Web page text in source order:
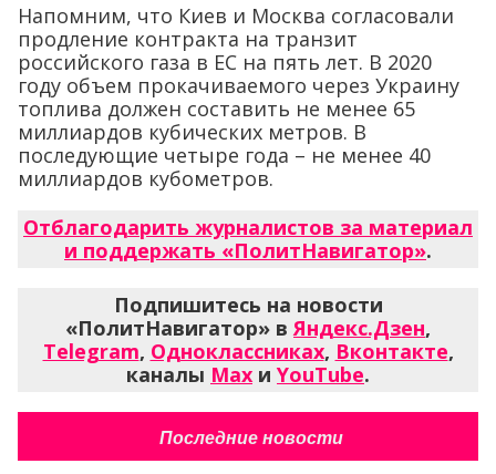
Напомним, что Киев и Москва согласовали
продление контракта на транзит
российского газа в ЕС на пять лет. В 2020
году объем прокачиваемого через Украину
топлива должен составить не менее 65
миллиардов кубических метров. В
последующие четыре года – не менее 40
миллиардов кубометров.
Отблагодарить журналистов за материал
и поддержать «ПолитНавигатор».
Подпишитесь на новости
«ПолитНавигатор» в Яндекс.Дзен,
Telegram, Одноклассниках, Вконтакте,
каналы Max и YouTube.
Последние новости